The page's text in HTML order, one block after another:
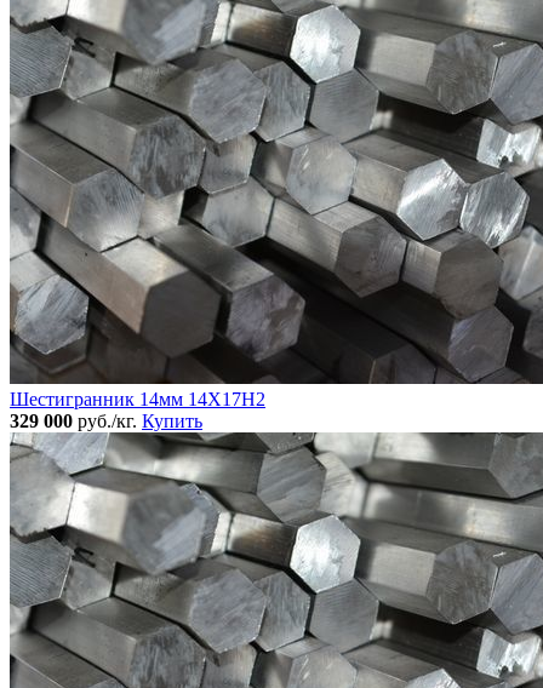
Шестигранник 14мм 14Х17Н2
329 000 руб./кг. Купить